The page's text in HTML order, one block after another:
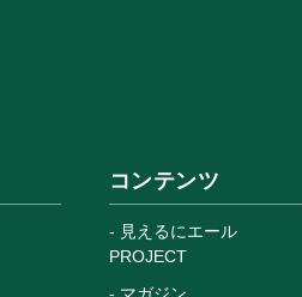
コンテンツ
見えるにエール
PROJECT